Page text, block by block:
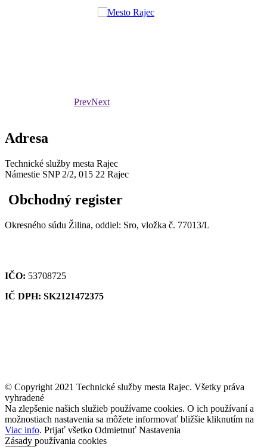
PrevNext
Adresa
Technické služby mesta Rajec
Námestie SNP 2/2, 015 22 Rajec
Obchodný register
Okresného súdu Žilina, oddiel: Sro, vložka č. 77013/L
IČO: 53708725
IČ DPH: SK2121472375
© Copyright 2021 Technické služby mesta Rajec. Všetky práva
vyhradené
Na zlepšenie našich služieb používame cookies. O ich používaní a
možnostiach nastavenia sa môžete informovať bližšie kliknutím na
Viac info. Prijať všetko Odmietnuť Nastavenia
Zásady používania cookies